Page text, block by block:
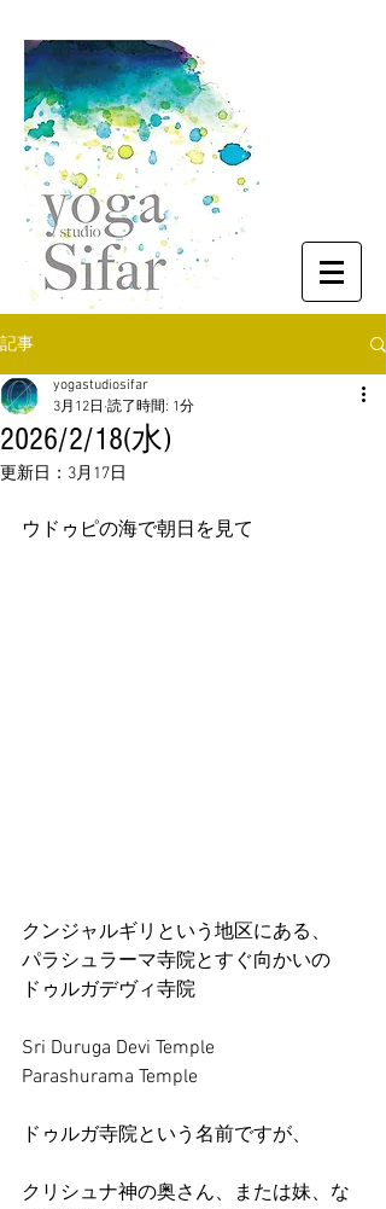
記事
2026/2/18(水)
yogastudiosifar
3月12日 読了時間: 1分
更新日： 3月17日
ウドゥピの海で朝日を見て
クンジャルギリという地区にある、
パラシュラーマ寺院とすぐ向かいの
ドゥルガデヴィ寺院
Sri Duruga Devi Temple
Parashurama Temple
ドゥルガ寺院という名前ですが、
クリシュナ神の奥さん、または妹、な